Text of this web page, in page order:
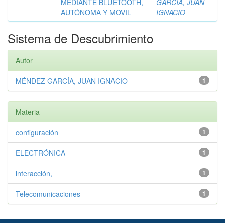
MEDIANTE BLUETOOTH,
AUTÓNOMA Y MOVIL
GARCÍA, JUAN
IGNACIO
Sistema de Descubrimiento
Autor
1
MÉNDEZ GARCÍA, JUAN IGNACIO
Materia
1
configuración
1
ELECTRÓNICA
1
interacción,
1
Telecomunicaciones